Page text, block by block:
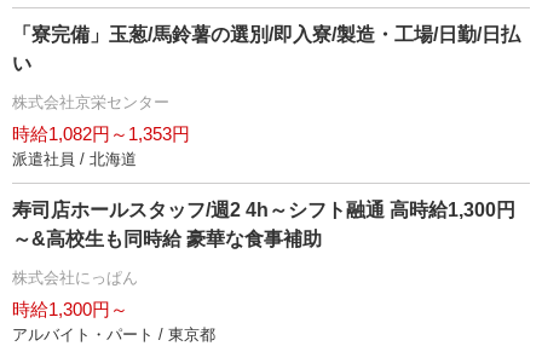
「寮完備」玉葱/馬鈴薯の選別/即入寮/製造・工場/日勤/日払
い
株式会社京栄センター
時給1,082円～1,353円
派遣社員 / 北海道
寿司店ホールスタッフ/週2 4h～シフト融通 高時給1,300円
～&高校生も同時給 豪華な食事補助
株式会社にっぱん
時給1,300円～
アルバイト・パート / 東京都